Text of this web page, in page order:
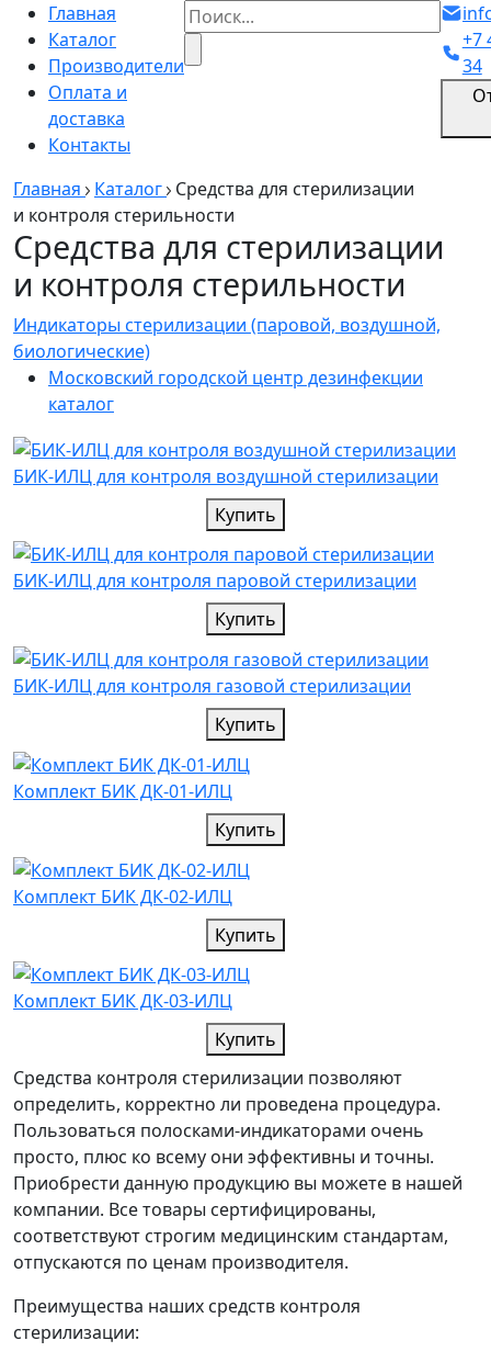
Главная
Каталог
Производители
Оплата и
доставка
Контакты
+7
34
Главная Каталог Средства для стерилизации
и контроля стерильности
Средства для стерилизации
и контроля стерильности
Индикаторы стерилизации (паровой, воздушной,
биологические)
Московский городской центр дезинфекции
каталог
БИК-ИЛЦ для контроля воздушной стерилизации
Купить
БИК-ИЛЦ для контроля паровой стерилизации
Купить
БИК-ИЛЦ для контроля газовой стерилизации
Купить
Комплект БИК ДК-01-ИЛЦ
Купить
Комплект БИК ДК-02-ИЛЦ
Купить
Комплект БИК ДК-03-ИЛЦ
Купить
Средства контроля стерилизации позволяют
определить, корректно ли проведена процедура.
Пользоваться полосками-индикаторами очень
просто, плюс ко всему они эффективны и точны.
Приобрести данную продукцию вы можете в нашей
компании. Все товары сертифицированы,
соответствуют строгим медицинским стандартам,
отпускаются по ценам производителя.
Преимущества наших средств контроля
стерилизации: